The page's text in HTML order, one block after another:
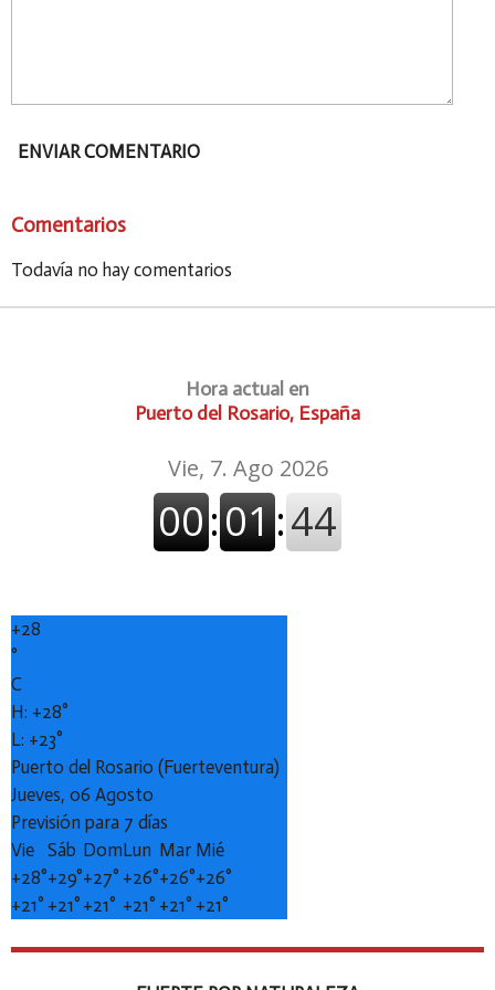
ENVIAR COMENTARIO
Comentarios
Todavía no hay comentarios
Hora actual en
Puerto del Rosario, España
+28
°
C
H: +28°
L: +23°
Puerto del Rosario (Fuerteventura)
Jueves, 06 Agosto
Previsión para 7 días
Vie Sáb DomLun Mar Mié
+28°+29°+27° +26°+26°+26°
+21° +21° +21° +21° +21° +21°